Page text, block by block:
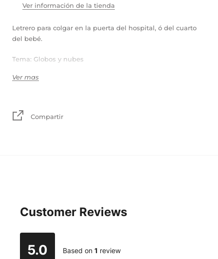
Ver información de la tienda
Letrero para colgar en la puerta del hospital, ó del cuarto
del bebé.
Tema: Globos y nubes
Colores: Gris, blanco, azul bebé
Tamaño:
Ver mas
Compartir
Customer Reviews
5.0 Based on 1 review